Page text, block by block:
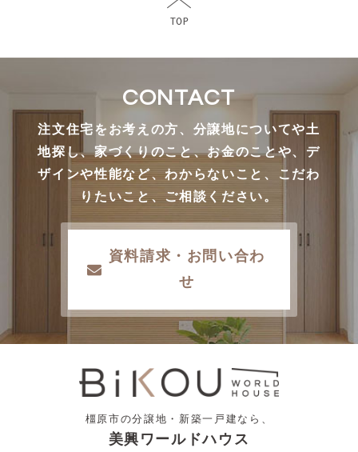
CONTACT
注文住宅をお考えの方、分譲地についてや土
地探し、家づくりのこと、お金のことや、デ
ザインや性能など、わからないこと、こだわ
りたいこと、ご相談ください。
資料請求・お問い合わ
せ
橿原市の分譲地・新築一戸建なら、
美興ワールドハウス